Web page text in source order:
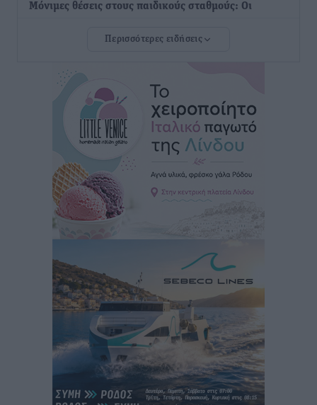
Μόνιμες θέσεις στους παιδικούς σταθμούς: Οι
για τους δήμους
Δεύτερη πηγή εισοδήματος για τους επαγγελματίες
ψαράδες ο αλιευτικός τουρισμός
πριν 2 ώρες
Ακαθάριστα οικόπεδα: Τι γίνεται όταν ο ιδιοκτήτης
δεν τα καθαρίσει – Πώς κινούνται δήμοι και ΠΣ,
ποιος πληρώνει τον λογαριασμό
Τοπικές Ειδήσεις• πριν 3 ώρες
Πού κινούνται οι κρατήσεις last minute σε Ελλάδα
από Γερμανούς
Ειδήσεις• πριν 3 ώρες
Οδηγός στη Ρόδο τράκαρε σταθμευμένο αυτοκίνητο,
παρέσυρε 72χρονο και διέφυγε
πριν 3 ώρες
Περισσότερες ειδήσεις